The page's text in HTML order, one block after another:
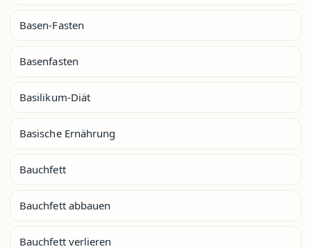
Basen-Fasten
Basenfasten
Basilikum-Diät
Basische Ernährung
Bauchfett
Bauchfett abbauen
Bauchfett verlieren